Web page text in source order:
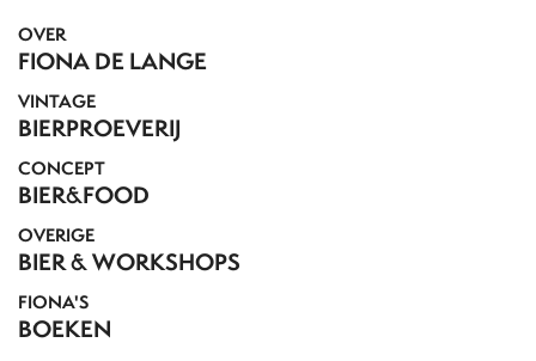
OVER
FIONA DE LANGE
VINTAGE
BIERPROEVERIJ
CONCEPT
BIER&FOOD
OVERIGE
BIER & WORKSHOPS
FIONA'S
BOEKEN